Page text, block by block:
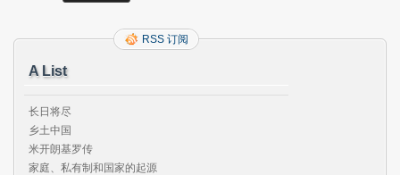
RSS 订阅
A List
长日将尽
乡土中国
米开朗基罗传
家庭、私有制和国家的起源